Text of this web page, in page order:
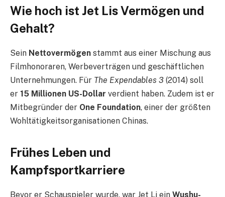
Wie hoch ist Jet Lis Vermögen und
Gehalt?
Sein Nettovermögen stammt aus einer Mischung aus
Filmhonoraren, Werbeverträgen und geschäftlichen
Unternehmungen. Für The Expendables 3 (2014) soll
er 15 Millionen US-Dollar verdient haben. Zudem ist er
Mitbegründer der One Foundation, einer der größten
Wohltätigkeitsorganisationen Chinas.
Frühes Leben und
Kampfsportkarriere
Bevor er Schauspieler wurde, war Jet Li ein Wushu-